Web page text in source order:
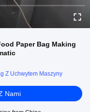
Paper Bag Making
Z Uchwytem Maszyny
Nami